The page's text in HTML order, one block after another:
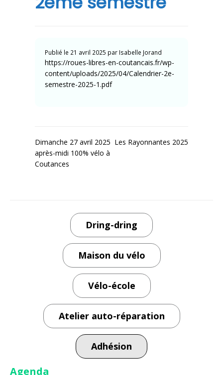
Publié le 21 avril 2025 par Isabelle Jorand
https://roues-libres-en-coutancais.fr/wp-
content/uploads/2025/04/Calendrier-2e-
semestre-2025-1.pdf
Navigation
de
Dimanche 27 avril 2025
après-midi 100% vélo à
Coutances
Les Rayonnantes 2025
Dring-dring
Maison du vélo
Vélo-école
Atelier auto-réparation
Adhésion
Agenda